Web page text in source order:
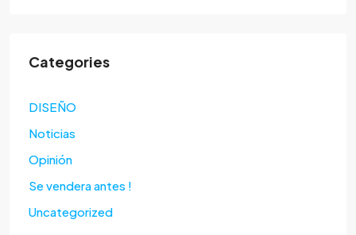
Categories
DISEÑO
Noticias
Opinión
Se vendera antes !
Uncategorized